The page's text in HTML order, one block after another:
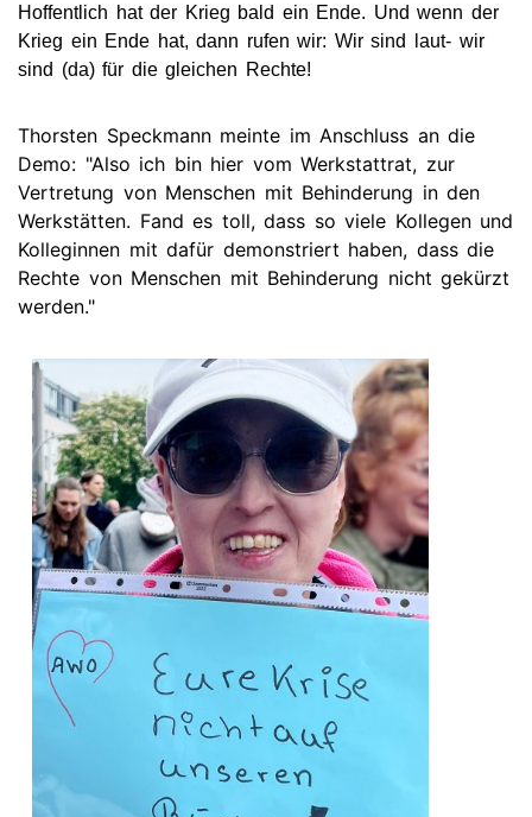
Hoffentlich hat der Krieg bald ein Ende. Und wenn der
Krieg ein Ende hat, dann rufen wir: Wir sind laut- wir
sind (da) für die gleichen Rechte!
Thorsten Speckmann meinte im Anschluss an die
Demo: "Also ich bin hier vom Werkstattrat, zur
Vertretung von Menschen mit Behinderung in den
Werkstätten. Fand es toll, dass so viele Kollegen und
Kolleginnen mit dafür demonstriert haben, dass die
Rechte von Menschen mit Behinderung nicht gekürzt
werden."